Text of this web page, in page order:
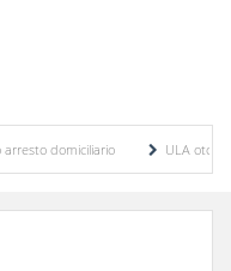
ULA otorga la Distinción